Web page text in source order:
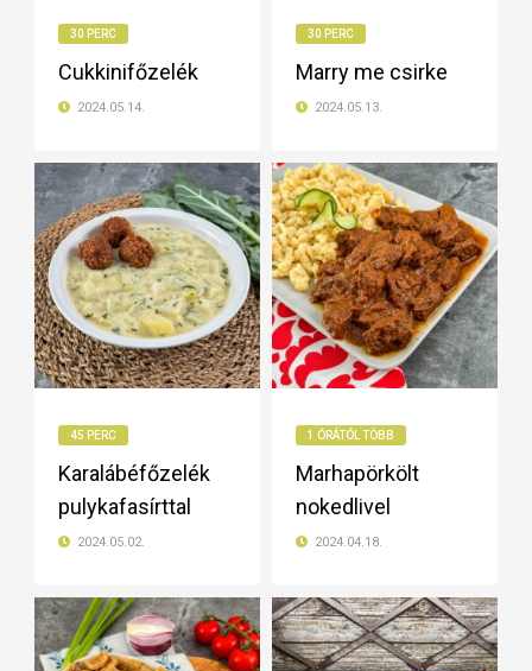
30 PERC
Cukkinifőzelék
2024.05.14.
30 PERC
Marry me csirke
2024.05.13.
45 PERC
Karalábéfőzelék
pulykafasírttal
2024.05.02.
1 ÓRÁTÓL TÖBB
Marhapörkölt
nokedlivel
2024.04.18.